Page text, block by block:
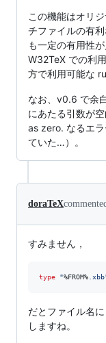
この機能はオリ
チファイルの有
も一定の有用性
W32TeX での利
方で利用可能な
なお、v0.6 で余
にあたる引数が
as zero. なるエ
ていた…）。
doraTeX
すみません，
type "%FROM% .xbb
だとファイル名
しますね。